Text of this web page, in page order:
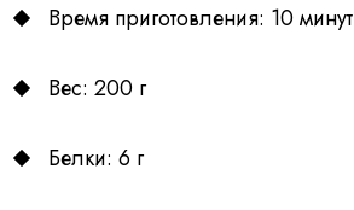
Время приготовления: 10 минут
Вес: 200 г
Белки: 6 г